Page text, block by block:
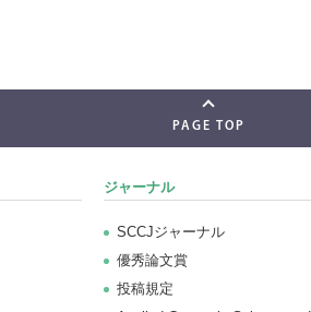
PAGE TOP
ジャーナル
SCCJジャーナル
優秀論文賞
投稿規定